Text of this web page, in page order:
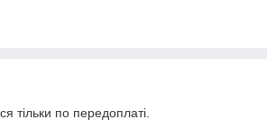
тільки по передоплаті.